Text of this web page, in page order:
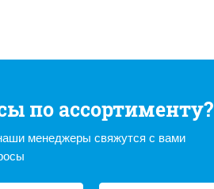
по ассортименту?
менеджеры свяжутся с вами